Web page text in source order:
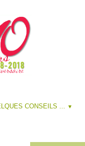
CONSEILS ... ▼